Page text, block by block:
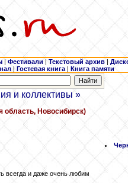
| Фестивали | Текстовый архив |
| Гостевая книга | Книга памяти
и коллективы »
область, Новосибирск)
всегда и даже очень любим